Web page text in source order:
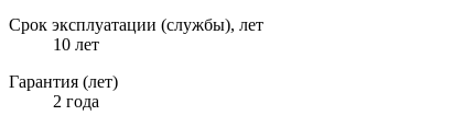
Срок эксплуатации (службы), лет
10 лет
Гарантия (лет)
2 года